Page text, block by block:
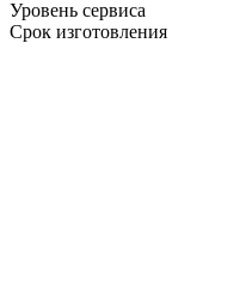
Уровень сервиса
Срок изготовления